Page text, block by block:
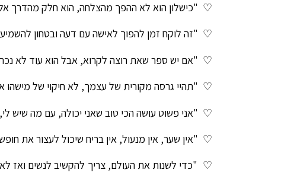
♡ "כישלון הוא לא ההפך מהצלחה, הוא חלק מהדרך
♡ "זה לוקח זמן להפוך לאישה עם דעה ובטחון
♡ "אם יש ספר שאת רוצה לקרוא, אבל הוא עוד לא
♡ "תהיי גרסה מקורית של עצמך, לא חיקוי של מישהו
♡ "אני פשוט עושה הכי טוב שאני יכולה, עם מה שיש
♡ "אין שער, אין מנעול, אין בריח שיכול לעצור את
♡ "כדי לשנות את העולם, צריך להקשיב לנשים ואז